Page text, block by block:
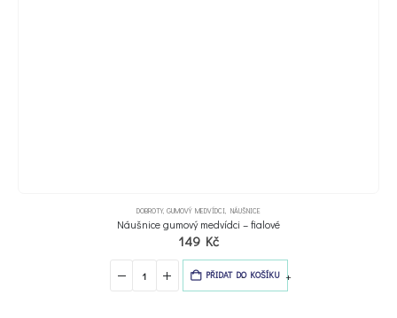
DOBROTY, GUMOVÝ MEDVÍDCI NÁUŠNICE
Náušnice gumový medvídci – fialové
149 Kč
PŘIDAT DO KOŠÍKU
- +